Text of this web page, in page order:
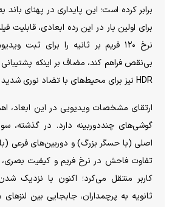
برابر کرده است؛ این پایداری در پهنای
نرخ ۱۲۰ فریم بر ثانیه را برای ثبت
HDR نیز برای محیط‌های با تضاد نوری شدید فعال شده است.
ارتقای مشخصات ویدیویی در این ابعاد،
گوشی‌های چنددوربینه دارد. در گذشته،
اصلی (با حسگر بزرگ) و دوربین‌های فرعی
تفاوت فاحش در نرخ فریم و کیفیت
کاربر منتقل می‌کرد؛ اکنون با نزدیک
ثانویه به پرچمداران، جابجایی بین